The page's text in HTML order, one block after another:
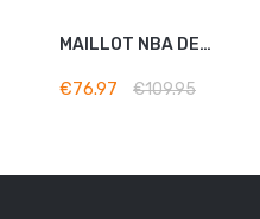
MAILLOT NBA DENNIS RODMAN...
€76.97 €109.95
ADD TO BASKET